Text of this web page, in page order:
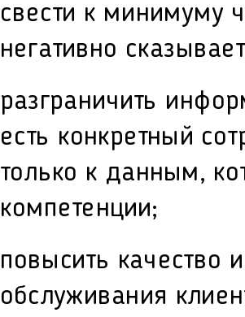
свести к минимуму
негативно
разграничить
есть конкретный
только к данным,
компетенции;
повысить качество
обслуживания